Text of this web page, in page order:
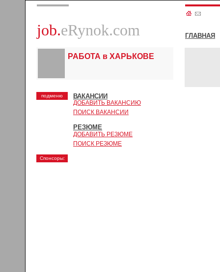
job.eRynok.com ГЛАВНАЯ
РАБОТА в ХАРЬКОВЕ
подменю ВАКАНСИИ
ДОБАВИТЬ ВАКАНСИЮ
ПОИСК ВАКАНСИИ
РЕЗЮМЕ
ДОБАВИТЬ РЕЗЮМЕ
ПОИСК РЕЗЮМЕ
Спонсоры: